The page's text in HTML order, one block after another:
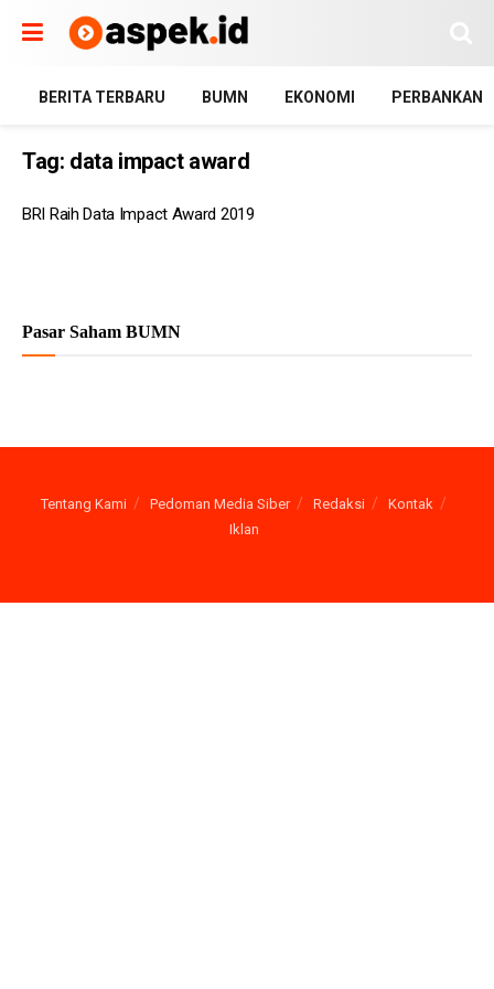
BERITA TERBARU BUMN EKONOMI PERBANKAN
Tag: data impact award
BRI Raih Data Impact Award 2019
Pasar Saham BUMN
Tentang Kami Pedoman Media Siber Redaksi
Kontak
Iklan